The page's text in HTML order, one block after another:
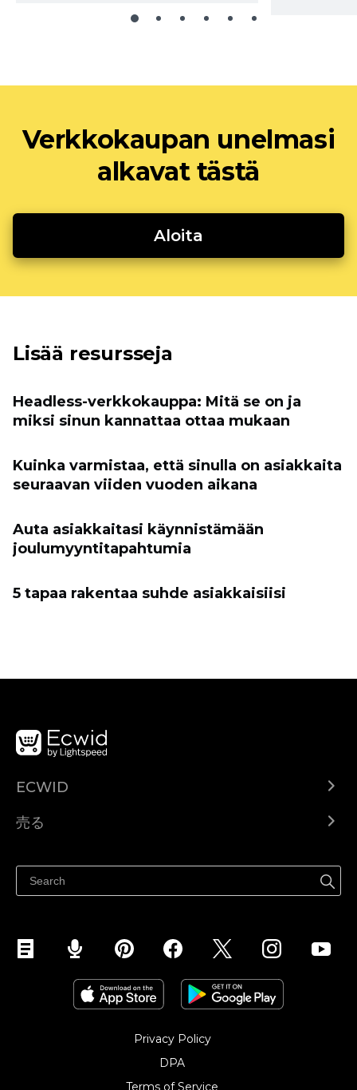
Verkkokaupan unelmasi
alkavat tästä
Aloita
Lisää resursseja
Headless-verkkokauppa: Mitä se on ja
miksi sinun kannattaa ottaa mukaan
Kuinka varmistaa, että sinulla on asiakkaita
seuraavan viiden vuoden aikana
Auta asiakkaitasi käynnistämään
joulumyyntitapahtumia
5 tapaa rakentaa suhde asiakkaisiisi
ECWID
ヘルプセンター
売る
Facebookで販売する
Instagramで販売する
Privacy Policy
DPA
Terms of Service